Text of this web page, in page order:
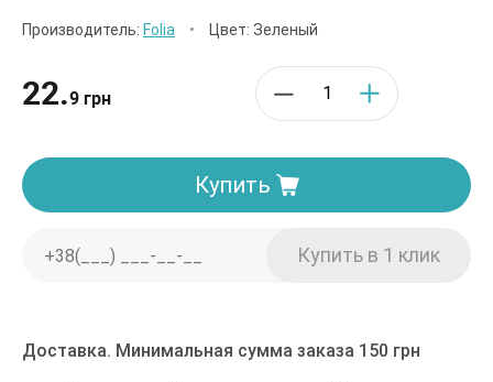
Производитель: Folia • Цвет: Зеленый
22.9 грн
Купить
Доставка. Минимальная сумма заказа 150 грн